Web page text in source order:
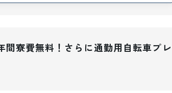
寮費無料！さらに通勤用自転車プ